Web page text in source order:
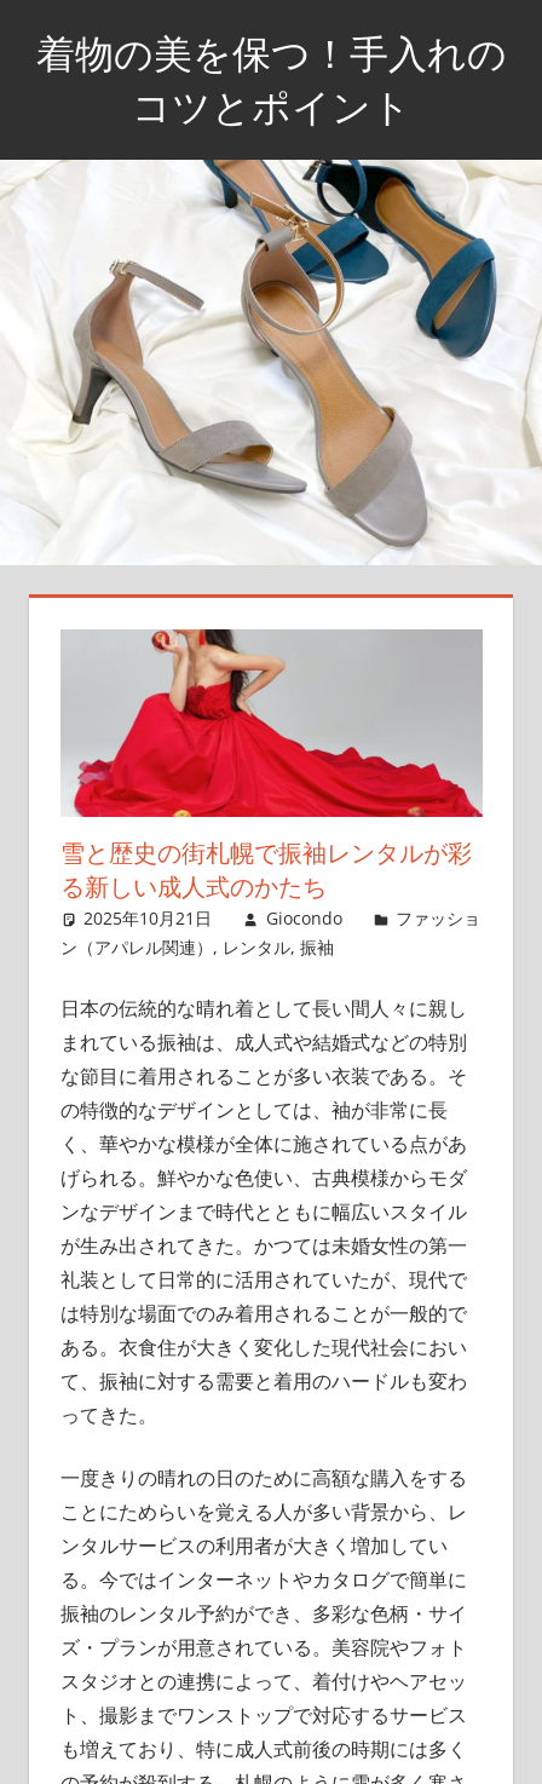
ツ
へ
着物の美を保つ！手入れの
コツとポイント
伝
統
に、
の
着
永
遠
す！
雪と歴史の街札幌で振袖レンタルが彩
る新しい成人式のかたち
2025年10月21日 Giocondo
ファッショ
ン（アパレル関連） , レンタル, 振袖
日本の伝統的な晴れ着として長い間人々に親し
まれている振袖は、成人式や結婚式などの特別
な節目に着用されることが多い衣装である。 そ
の特徴的なデザインとしては、袖が非常に長
く、華やかな模様が全体に施されている点があ
げられる。鮮やかな色使い、古典模様からモダ
ンなデザインまで時代とともに幅広いスタイル
が生み出されてきた。かつては未婚女性の第一
礼装として日常的に活用されていたが、現代で
は特別な場面でのみ着用されることが一般的で
ある。衣食住が大きく変化した現代社会におい
て、振袖に対する需要と着用のハードルも変わ
ってきた。
一度きりの晴れの日のために高額な購入をする
ことにためらいを覚える人が多い背景から、レ
ンタルサービスの利用者が大きく増加してい
る。今ではインターネットやカタログで簡単に
振袖のレンタル予約ができ、多彩な色柄・サイ
ズ・プランが用意されている。美容院やフォト
スタジオとの連携によって、着付けやヘアセッ
ト、撮影までワンストップで対応するサービス
も増えており、特に成人式前後の時期には多く